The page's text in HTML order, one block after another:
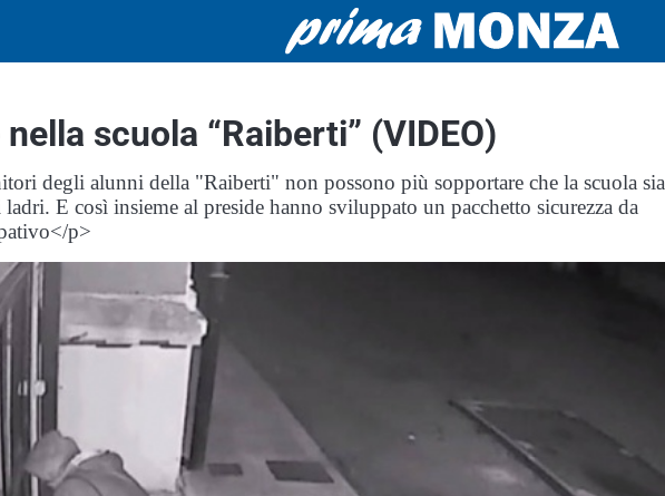
scuola “Raiberti” (VIDEO)
degli alunni della "Raiberti" non possono più sopportare che la scuola sia
E così insieme al preside hanno sviluppato un pacchetto sicurezza da
p>